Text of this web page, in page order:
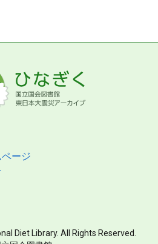
ージ
Diet Library. All Rights Reserved.